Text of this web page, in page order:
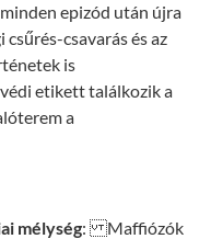
epizód után újra
csavarás és az
is
etikett találkozik a
a
mélység: Maffiózók